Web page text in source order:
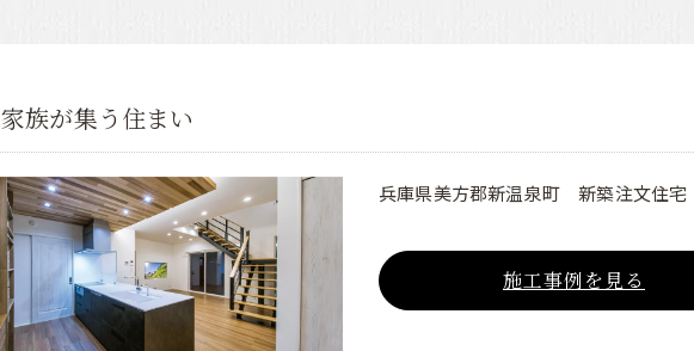
家族が集う住まい
兵庫県美方郡新温泉町 新築注文住宅
施工事例を見る